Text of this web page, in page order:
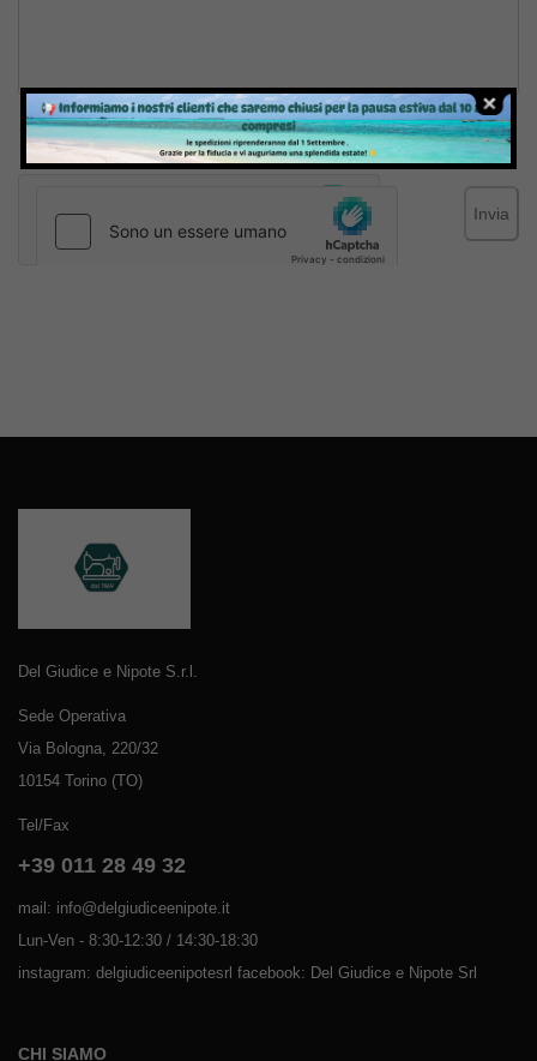
Inviando il messaggio confermo di aver letto e accettato
Termini e condizionidel sito web
Invia
Del Giudice e Nipote S.r.l.
Sede Operativa
Via Bologna, 220/32
10154 Torino (TO)
Tel/Fax
+39 011 28 49 32
mail: info@delgiudiceenipote.it
Lun-Ven - 8:30-12:30 / 14:30-18:30
instagram: delgiudiceenipotesrl facebook: Del Giudice e Nipote Srl
CHI SIAMO